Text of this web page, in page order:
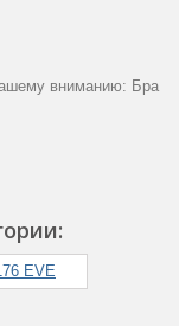
вниманию: Бра